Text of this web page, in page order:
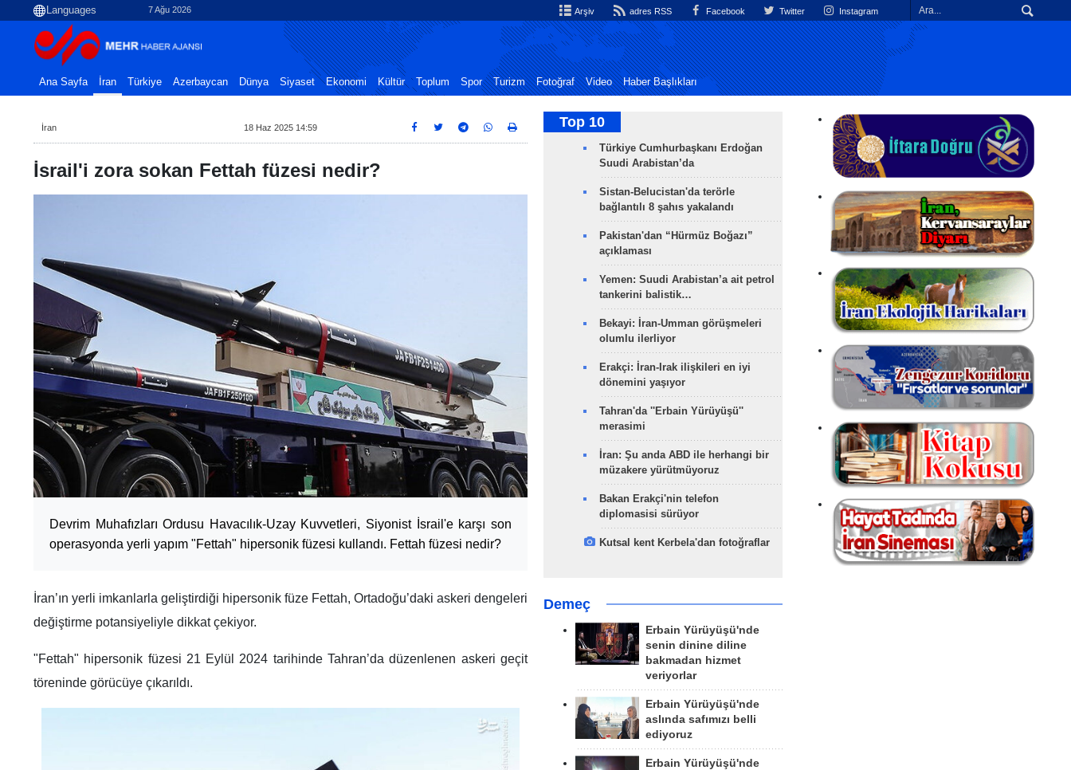
7 Ağu 2026 Arşiv adres RSS Facebook Twitter Instagram
Ana Sayfa İran Türkiye Azerbaycan Dünya Siyaset Ekonomi Kültür Toplum Spor Turizm Fotoğraf Video Haber Başlıkları
İran 18 Haz 2025 14:59
İsrail'i zora sokan Fettah füzesi nedir?
Devrim Muhafızları Ordusu Havacılık-Uzay Kuvvetleri, Siyonist İsrail'e karşı son
operasyonda yerli yapım "Fettah" hipersonik füzesi kullandı. Fettah füzesi nedir?
İran’ın yerli imkanlarla geliştirdiği hipersonik füze Fettah, Ortadoğu’daki askeri dengeleri
değiştirme potansiyeliyle dikkat çekiyor.
"Fettah" hipersonik füzesi 21 Eylül 2024 tarihinde Tahran’da düzenlenen askeri geçit
töreninde görücüye çıkarıldı.
Top 10
Türkiye Cumhurbaşkanı Erdoğan
Suudi Arabistan’da
Sistan-Belucistan'da terörle
bağlantılı 8 şahıs yakalandı
Pakistan'dan “Hürmüz Boğazı”
açıklaması
Yemen: Suudi Arabistan’a ait petrol
tankerini balistik…
Bekayi: İran-Umman görüşmeleri
olumlu ilerliyor
Erakçi: İran-Irak ilişkileri en iyi
dönemini yaşıyor
Tahran'da ''Erbain Yürüyüşü''
merasimi
İran: Şu anda ABD ile herhangi bir
müzakere yürütmüyoruz
Bakan Erakçi'nin telefon
diplomasisi sürüyor
Kutsal kent Kerbela'dan fotoğraflar
Demeç
Erbain Yürüyüşü'nde
senin dinine diline
bakmadan hizmet
veriyorlar
Erbain Yürüyüşü'nde
aslında safımızı belli
ediyoruz
Erbain Yürüyüşü'nde